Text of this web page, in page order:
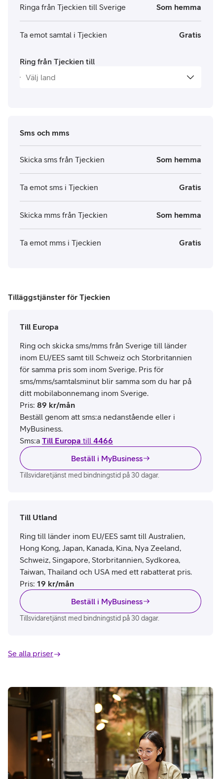
Ringa från Tjeckien till Sverige Som hemma
Ta emot samtal i Tjeckien Gratis
Ring från Tjeckien till
Sms och mms
Skicka sms från Tjeckien Som hemma
Ta emot sms i Tjeckien Gratis
Skicka mms från Tjeckien Som hemma
Ta emot mms i Tjeckien Gratis
Tilläggstjänster för Tjeckien
Till Europa
Ring och skicka sms/mms från Sverige till länder
inom EU/EES samt till Schweiz och Storbritannien
för samma pris som inom Sverige. Pris för
sms/mms/samtalsminut blir samma som du har på
ditt mobilabonnemang inom Sverige.
Pris: 89 kr/mån
Beställ genom att sms:a nedanstående eller i
MyBusiness.
Sms:a Till Europa till 4466
Beställ i MyBusiness
Tillsvidaretjänst med bindningstid på 30 dagar.
Till Utland
Ring till länder inom EU/EES samt till Australien,
Hong Kong, Japan, Kanada, Kina, Nya Zeeland,
Schweiz, Singapore, Storbritannien, Sydkorea,
Taiwan, Thailand och USA med ett rabatterat pris.
Pris: 19 kr/mån
Beställ i MyBusiness
Tillsvidaretjänst med bindningstid på 30 dagar.
Se alla priser